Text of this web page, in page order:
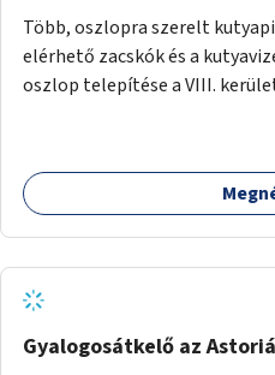
Több, oszlopra szerelt
elérhető zacskók és a
oszlop telepítése a VIII.
Gyalogosátkelő az